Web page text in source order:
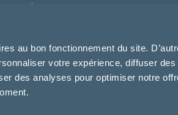
au bon fonctionnement du site.
votre expérience, diffuser des
des analyses pour optimiser notre
Utilisation des cookies
Conditions générales d'utilisation